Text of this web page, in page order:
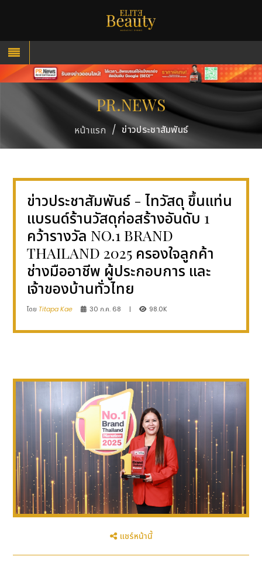
PR.NEWS
หน้าแรก / ข่าวประชาสัมพันธ์
ข่าวประชาสัมพันธ์ - ไทวัสดุ ขึ้นแท่น
แบรนด์ร้านวัสดุก่อสร้างอันดับ 1
คว้ารางวัล NO.1 BRAND
THAILAND 2025 ครองใจลูกค้า
ช่างมืออาชีพ ผู้ประกอบการ และ
เจ้าของบ้านทั่วไทย
โดย Titapa Kae 30 ก.ค. 68 | 98.0K
แชร์หน้านี้